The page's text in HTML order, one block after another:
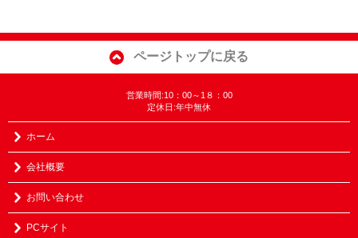
ページトップに戻る
営業時間:10：00～1８：00
定休日:年中無休
ホーム
会社概要
お問い合わせ
PCサイト